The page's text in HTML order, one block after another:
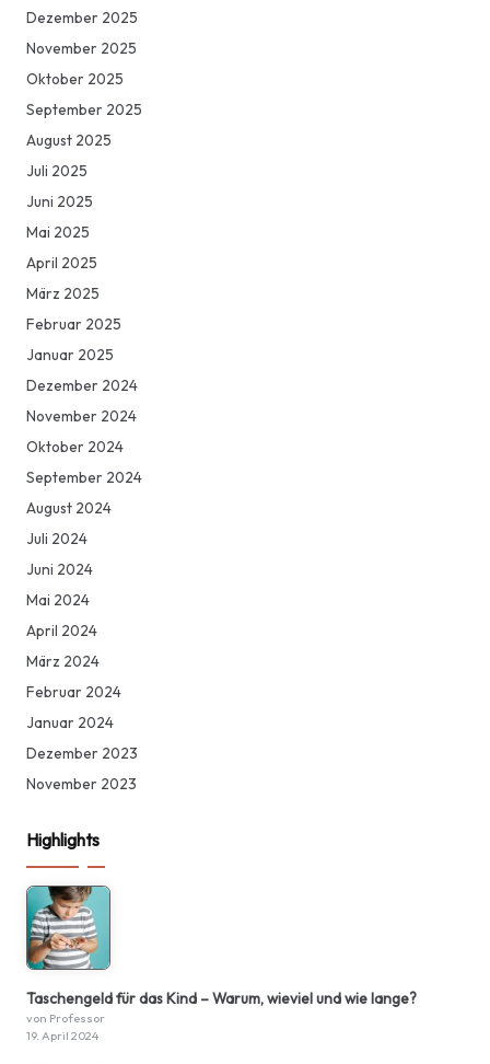
Dezember 2025
November 2025
Oktober 2025
September 2025
August 2025
Juli 2025
Juni 2025
Mai 2025
April 2025
März 2025
Februar 2025
Januar 2025
Dezember 2024
November 2024
Oktober 2024
September 2024
August 2024
Juli 2024
Juni 2024
Mai 2024
April 2024
März 2024
Februar 2024
Januar 2024
Dezember 2023
November 2023
Highlights
Taschengeld für das Kind – Warum, wieviel und wie lange?
von Professor
19. April 2024